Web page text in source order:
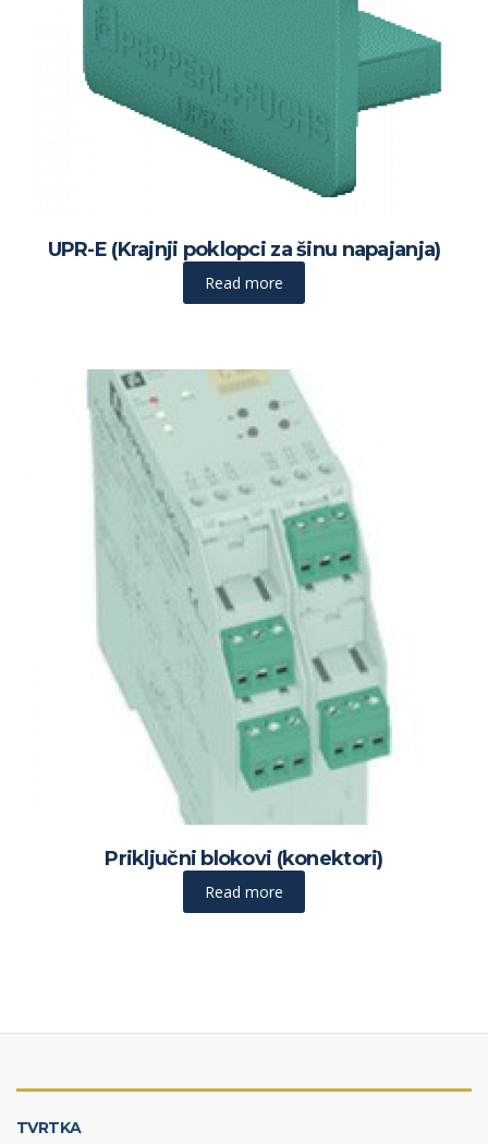
UPR-E (Krajnji poklopci za šinu napajanja)
Read more
Priključni blokovi (konektori)
Read more
TVRTKA